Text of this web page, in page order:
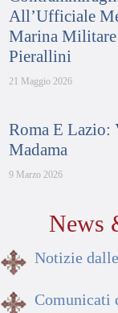
All’Ufficiale
Marina
Pierallini
21 Maggio 2026
Roma E Lazio:
Madama
9 Marzo 2026
News
Notizie
Comunicati